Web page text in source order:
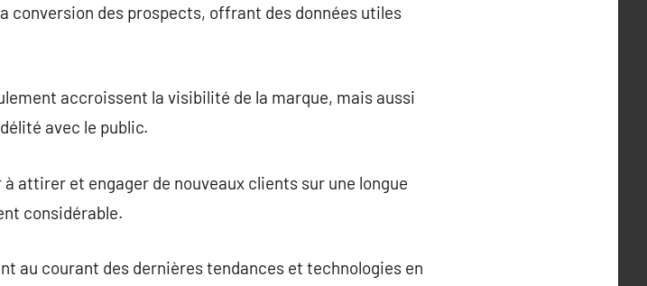
des prospects, offrant des données utiles
accroissent la visibilité de la marque, mais aussi
avec le public.
attirer et engager de nouveaux clients sur une longue
considérable.
au courant des dernières tendances et technologies en